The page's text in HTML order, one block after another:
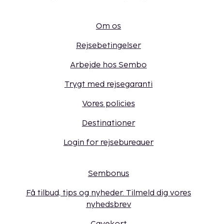
Om os
Rejsebetingelser
Arbejde hos Sembo
Trygt med rejsegaranti
Vores policies
Destinationer
Login for rejsebureauer
Sembonus
Få tilbud, tips og nyheder. Tilmeld dig vores
nyhedsbrev